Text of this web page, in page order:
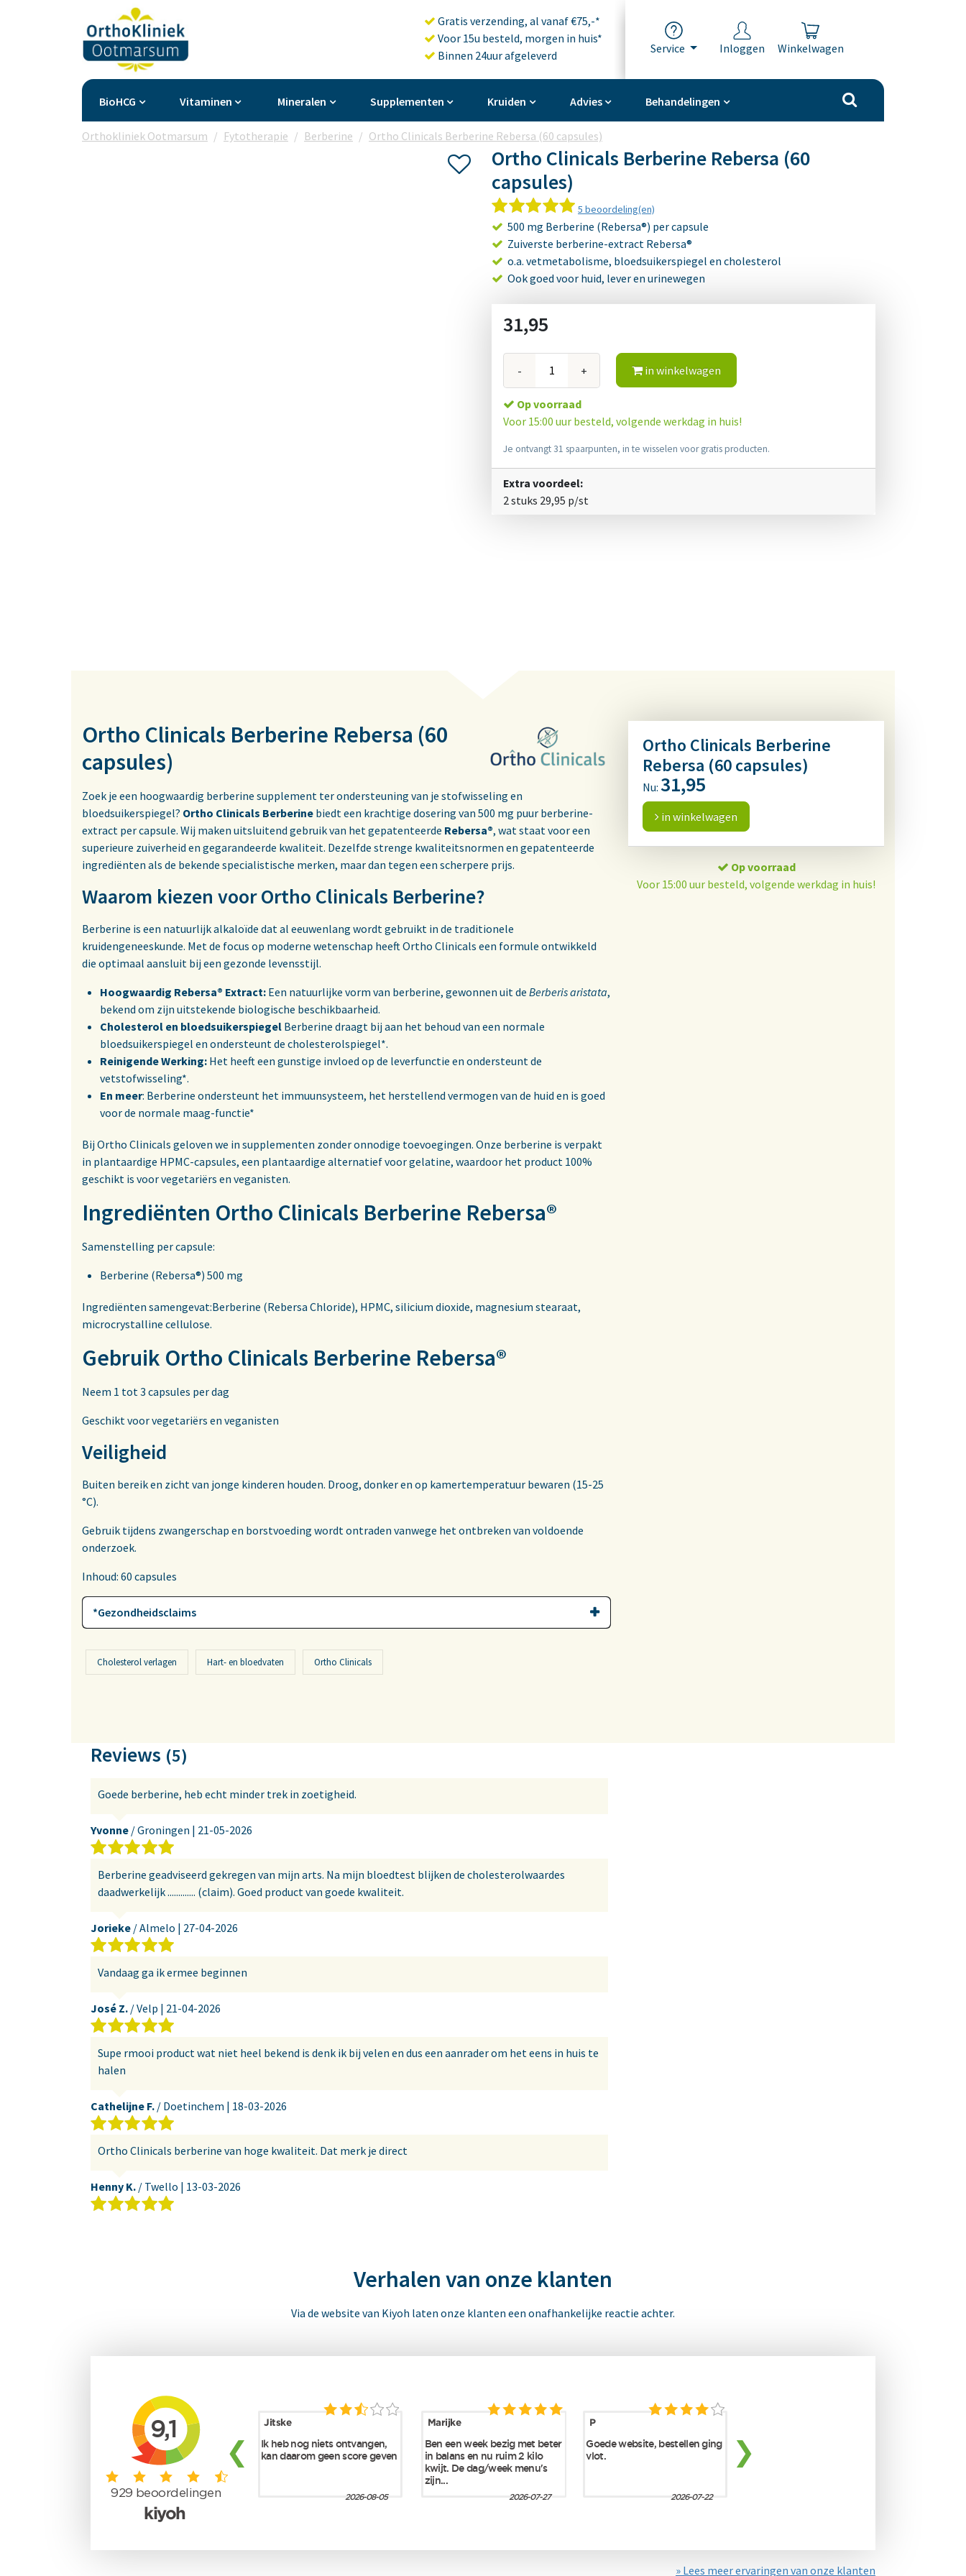
Service Inloggen Winkelwagen
Gratis verzending, al vanaf €75,-*
Voor 15u besteld, morgen in huis*
Binnen 24uur afgeleverd
BioHCG Vitaminen Mineralen Supplementen Kruiden Advies Behandelingen
Orthokliniek Ootmarsum Fytotherapie Berberine Ortho Clinicals Berberine Rebersa (60 capsules)
Ortho Clinicals Berberine Rebersa (60
capsules)
5 beoordeling(en)
500 mg Berberine (Rebersa®) per capsule
Zuiverste berberine-extract Rebersa®
o.a. vetmetabolisme, bloedsuikerspiegel en cholesterol
Ook goed voor huid, lever en urinewegen
31,95
- + in winkelwagen
Op voorraad
Voor 15:00 uur besteld, volgende werkdag in huis!
Je ontvangt 31 spaarpunten, in te wisselen voor gratis producten.
Extra voordeel:
2 stuks 29,95 p/st
Ortho Clinicals Berberine Rebersa (60
capsules)
Zoek je een hoogwaardig berberine supplement ter ondersteuning van je stofwisseling en
bloedsuikerspiegel? Ortho Clinicals Berberine biedt een krachtige dosering van 500 mg puur berberine-
extract per capsule. Wij maken uitsluitend gebruik van het gepatenteerde Rebersa®, wat staat voor een
superieure zuiverheid en gegarandeerde kwaliteit. Dezelfde strenge kwaliteitsnormen en gepatenteerde
ingrediënten als de bekende specialistische merken, maar dan tegen een scherpere prijs.
Waarom kiezen voor Ortho Clinicals Berberine?
Berberine is een natuurlijk alkaloïde dat al eeuwenlang wordt gebruikt in de traditionele
kruidengeneeskunde. Met de focus op moderne wetenschap heeft Ortho Clinicals een formule ontwikkeld
die optimaal aansluit bij een gezonde levensstijl.
Hoogwaardig Rebersa® Extract: Een natuurlijke vorm van berberine, gewonnen uit de Berberis aristata,
bekend om zijn uitstekende biologische beschikbaarheid.
Cholesterol en bloedsuikerspiegel Berberine draagt bij aan het behoud van een normale
bloedsuikerspiegel en ondersteunt de cholesterolspiegel*.
Reinigende Werking: Het heeft een gunstige invloed op de leverfunctie en ondersteunt de
vetstofwisseling*.
En meer: Berberine ondersteunt het immuunsysteem, het herstellend vermogen van de huid en is goed
voor de normale maag-functie*
Bij Ortho Clinicals geloven we in supplementen zonder onnodige toevoegingen. Onze berberine is verpakt
in plantaardige HPMC-capsules, een plantaardige alternatief voor gelatine, waardoor het product 100%
geschikt is voor vegetariërs en veganisten.
Ingrediënten Ortho Clinicals Berberine Rebersa®
Samenstelling per capsule:
Berberine (Rebersa®) 500 mg
Ingrediënten samengevat:Berberine (Rebersa Chloride), HPMC, silicium dioxide, magnesium stearaat,
microcrystalline cellulose.
Gebruik Ortho Clinicals Berberine Rebersa®
Neem 1 tot 3 capsules per dag
Geschikt voor vegetariërs en veganisten
Veiligheid
Buiten bereik en zicht van jonge kinderen houden. Droog, donker en op kamertemperatuur bewaren (15-25
°C).
Gebruik tijdens zwangerschap en borstvoeding wordt ontraden vanwege het ontbreken van voldoende
onderzoek.
Inhoud: 60 capsules
*Gezondheidsclaims
Cholesterol verlagen Hart- en bloedvaten Ortho Clinicals
Ortho Clinicals Berberine
Rebersa (60 capsules)
Nu: 31,95
in winkelwagen
Op voorraad
Voor 15:00 uur besteld, volgende werkdag in huis!
Reviews (5)
Goede berberine, heb echt minder trek in zoetigheid.
Yvonne / Groningen | 21-05-2026
Berberine geadviseerd gekregen van mijn arts. Na mijn bloedtest blijken de cholesterolwaardes
daadwerkelijk ............. (claim). Goed product van goede kwaliteit.
Jorieke / Almelo | 27-04-2026
Vandaag ga ik ermee beginnen
José Z. / Velp | 21-04-2026
Supe rmooi product wat niet heel bekend is denk ik bij velen en dus een aanrader om het eens in huis te
halen
Cathelijne F. / Doetinchem | 18-03-2026
Ortho Clinicals berberine van hoge kwaliteit. Dat merk je direct
Henny K. / Twello | 13-03-2026
Verhalen van onze klanten
Via de website van Kiyoh laten onze klanten een onafhankelijke reactie achter.
» Lees meer ervaringen van onze klanten